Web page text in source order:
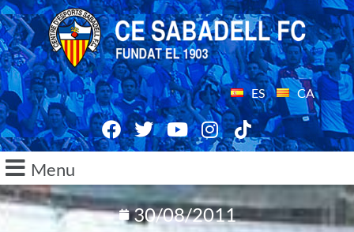
ES CA
Menu
30/08/2011